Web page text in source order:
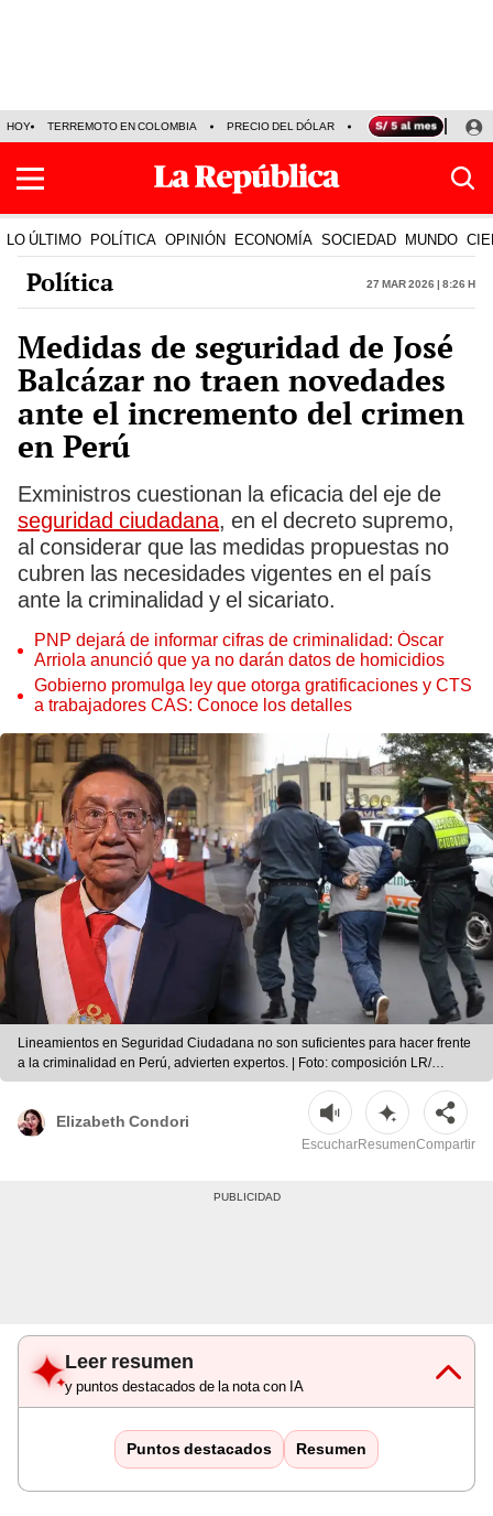
HOY TERREMOTO EN COLOMBIA PRECIO DEL DÓLAR KEIKO FUJIMORI
LO ÚLTIMO POLÍTICA OPINIÓN ECONOMÍA SOCIEDAD MUNDO
Política 27 Mar 2026 | 8:26 h
Medidas de seguridad de José
Balcázar no traen novedades
ante el incremento del crimen
en Perú
Exministros cuestionan la eficacia del eje de
seguridad ciudadana, en el decreto supremo,
al considerar que las medidas propuestas no
cubren las necesidades vigentes en el país
ante la criminalidad y el sicariato.
PNP dejará de informar cifras de criminalidad: Óscar
Arriola anunció que ya no darán datos de homicidios
Gobierno promulga ley que otorga gratificaciones y CTS
a trabajadores CAS: Conoce los detalles
Lineamientos en Seguridad Ciudadana no son suficientes para hacer frente
a la criminalidad en Perú, advierten expertos. | Foto: composición LR/
Presidencia/ difusión
Elizabeth Condori
EscucharResumenCompartir
Leer resumen
y puntos destacados de la nota con IA
Puntos destacados Resumen